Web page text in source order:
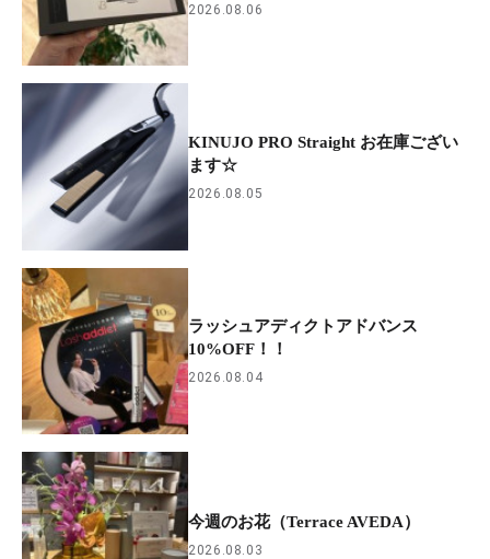
2026.08.06
KINUJO PRO Straight お在庫ござい
ます☆
2026.08.05
ラッシュアディクトアドバンス
10%OFF！！
2026.08.04
今週のお花（Terrace AVEDA）
2026.08.03